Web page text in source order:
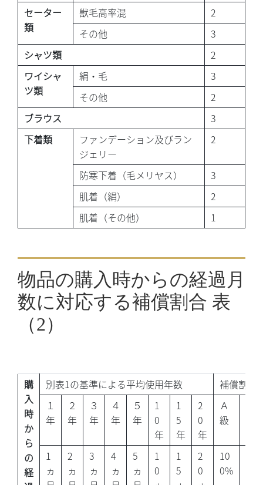
セーター
類
獣毛高率混
2
その他
3
シャツ類
2
ワイシャ
ツ類
絹・毛
3
その他
2
ブラウス
3
下着類
ファンデーション及びラン
ジェリー
2
防寒下着（毛メリヤス）
3
肌着（絹）
2
肌着（その他）
1
物品の購入時からの経過月
数に対応する補償割合 表
（2）
購
入
時
か
ら
の
経
別表1の基準による平均使用年数
補償割合
１
年
２
年
３
年
４
年
５
年
1
0
年
1
5
年
2
0
年
Ａ
級
1
ヵ
2
ヵ
3
ヵ
4
ヵ
5
ヵ
1
0
1
5
2
0
10
0%